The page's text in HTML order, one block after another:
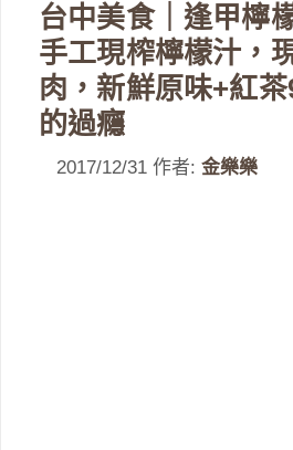
台中美食｜逢甲檸
手工現榨檸檬汁，
肉，新鮮原味+紅
的過癮
2017/12/31 作者: 金樂樂